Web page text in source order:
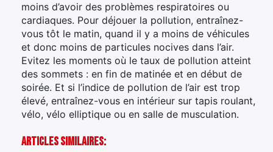
moins d’avoir des problèmes respiratoires ou
cardiaques. Pour déjouer la pollution, entraînez-
vous tôt le matin, quand il y a moins de véhicules
et donc moins de particules nocives dans l’air.
Evitez les moments où le taux de pollution atteint
des sommets : en fin de matinée et en début de
soirée. Et si l’indice de pollution de l’air est trop
élevé, entraînez-vous en intérieur sur tapis roulant,
vélo, vélo elliptique ou en salle de musculation.
Articles Similaires: